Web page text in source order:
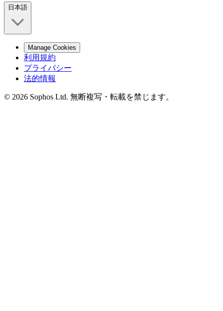
日本語
Manage Cookies
利用規約
プライバシー
法的情報
© 2026 Sophos Ltd. 無断複写・転載を禁じます。